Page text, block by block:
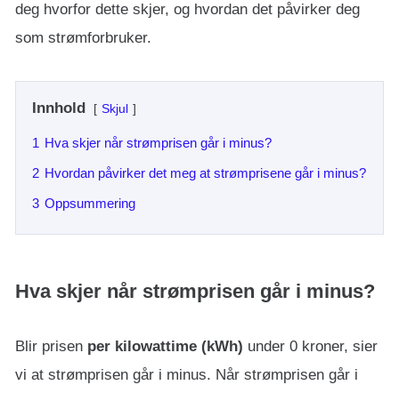
deg hvorfor dette skjer, og hvordan det påvirker deg
som strømforbruker.
Innhold Skjul
1 Hva skjer når strømprisen går i minus?
2 Hvordan påvirker det meg at strømprisene går i minus?
3 Oppsummering
Hva skjer når strømprisen går i minus?
Blir prisen per kilowattime (kWh) under 0 kroner, sier
vi at strømprisen går i minus. Når strømprisen går i